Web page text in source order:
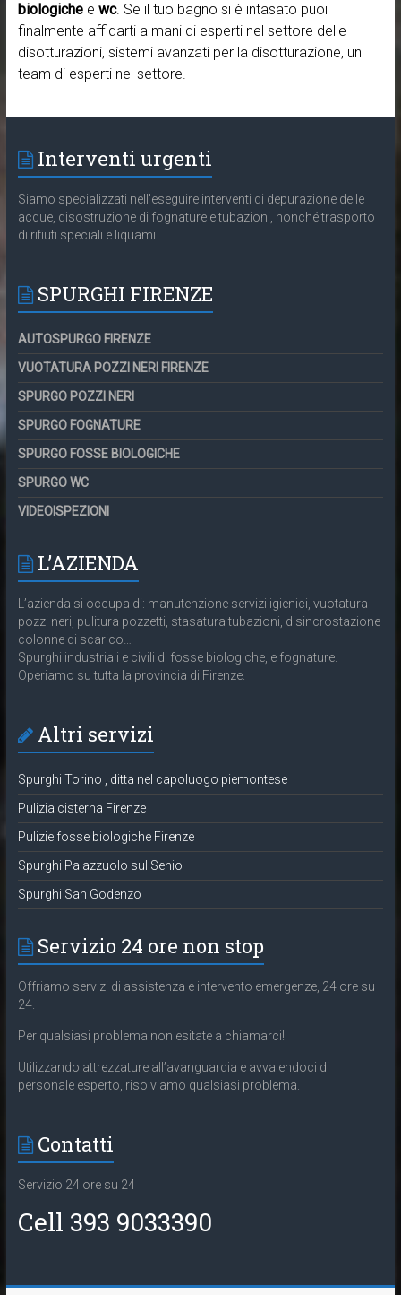
biologichee wc. Se il tuo bagno si è intasato puoi
finalmente affidarti a mani di esperti nel settore delle
disotturazioni, sistemi avanzati per la disotturazione, un
team di esperti nel settore.
Interventi urgenti
Siamo specializzati nell’eseguire interventi di depurazione delle
acque, disostruzione di fognature e tubazioni, nonché trasporto
di rifiuti speciali e liquami.
SPURGHI FIRENZE
AUTOSPURGO FIRENZE
VUOTATURA POZZI NERI FIRENZE
SPURGO POZZI NERI
SPURGO FOGNATURE
SPURGO FOSSE BIOLOGICHE
SPURGO WC
VIDEOISPEZIONI
L’AZIENDA
L’azienda si occupa di: manutenzione servizi igienici, vuotatura
pozzi neri, pulitura pozzetti, stasatura tubazioni, disincrostazione
colonne di scarico…
Spurghi industriali e civili di fosse biologiche, e fognature.
Operiamo su tutta la provincia di Firenze.
Altri servizi
Spurghi Torino , ditta nel capoluogo piemontese
Pulizia cisterna Firenze
Pulizie fosse biologiche Firenze
Spurghi Palazzuolo sul Senio
Spurghi San Godenzo
Servizio 24 ore non stop
Offriamo servizi di assistenza e intervento emergenze, 24 ore su
24.
Per qualsiasi problema non esitate a chiamarci!
Utilizzando attrezzature all’avanguardia e avvalendoci di
personale esperto, risolviamo qualsiasi problema.
Contatti
Servizio 24 ore su 24
Cell 393 9033390